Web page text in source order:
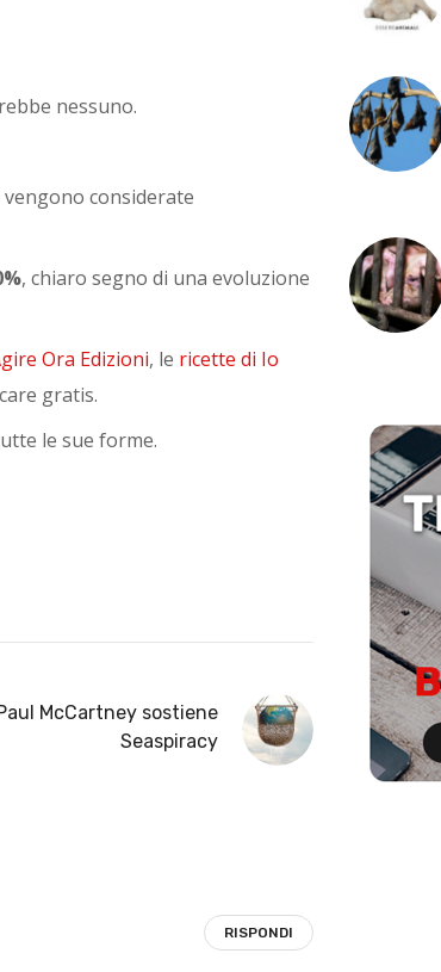
nessuno.
considerate
, chiaro segno di una evoluzione
Ora Edizioni, le ricette di Io
gratis.
le sue forme.
McCartney sostiene
Seaspiracy
RISPONDI